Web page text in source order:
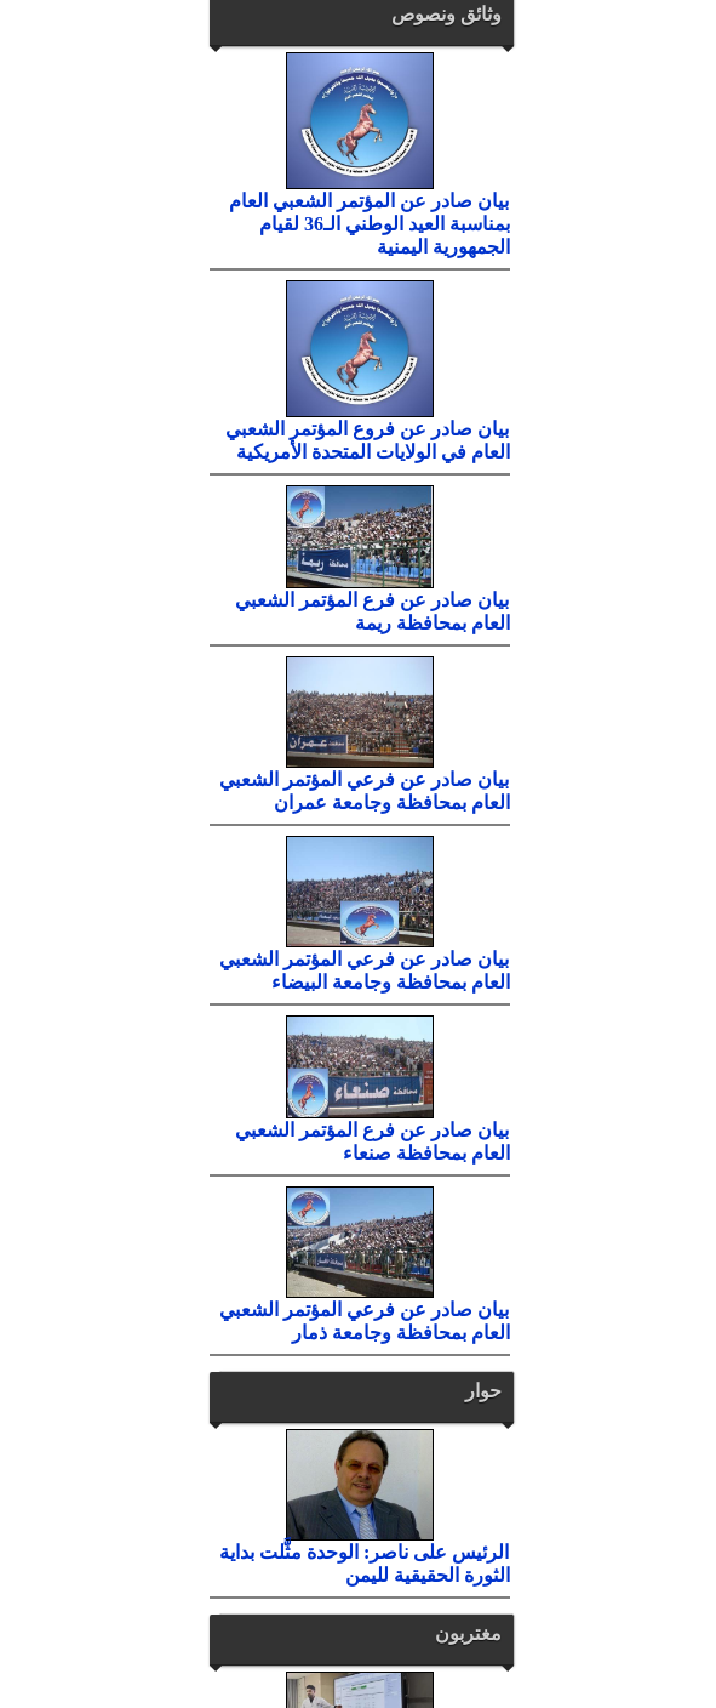
وثائق ونصوص
بيان صادر عن المؤتمر الشعبي العام
بمناسبة العيد الوطني الـ36 لقيام
الجمهورية اليمنية
بيان صادر عن فروع المؤتمر الشعبي
العام في الولايات المتحدة الأمريكية
بيان صادر عن فرع المؤتمر الشعبي
العام بمحافظة ريمة
بيان صادر عن فرعي المؤتمر الشعبي
العام بمحافظة وجامعة عمران
بيان صادر عن فرعي المؤتمر الشعبي
العام بمحافظة وجامعة البيضاء
بيان صادر عن فرع المؤتمر الشعبي
العام بمحافظة صنعاء
بيان صادر عن فرعي المؤتمر الشعبي
العام بمحافظة وجامعة ذمار
حوار
الرئيس على ناصر: الوحدة مثَّلت بداية
الثورة الحقيقية لليمن
مغتربون